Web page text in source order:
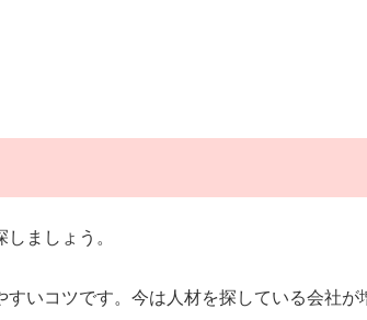
ましょう。
いコツです。今は人材を探している会社が